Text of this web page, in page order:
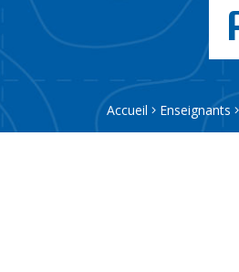
Accueil Enseignants